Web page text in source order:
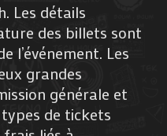
Les détails
des billets sont
l’événement. Les
grandes
générale et
types de tickets